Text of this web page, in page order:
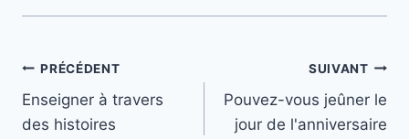
Navigation
de
PRÉCÉDENT
Enseigner à travers
des histoires
SUIVANT
Pouvez-vous jeûner le
jour de l'anniversaire